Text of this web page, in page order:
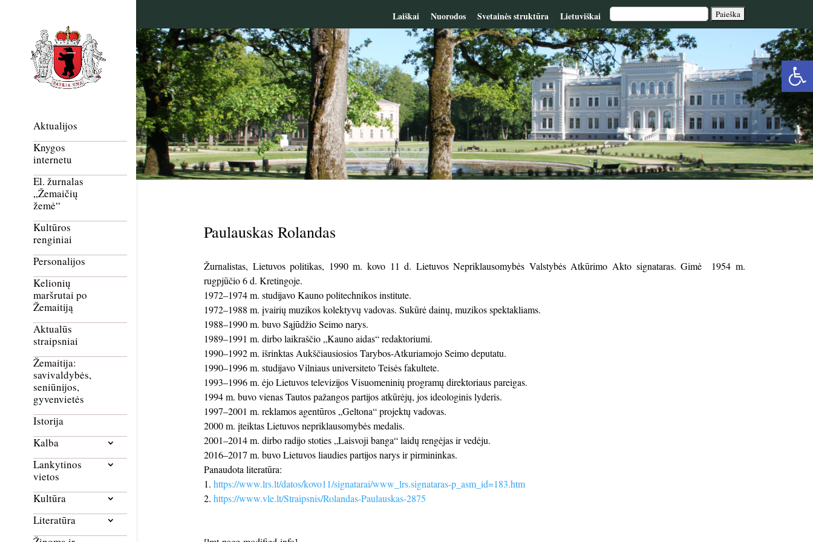
Laiškai Nuorodos Svetainės struktūra Lietuviškai
Aktualijos
Knygos
internetu
El. žurnalas
„Žemaičių
žemė“
Kultūros
renginiai
Personalijos
Kelionių
maršrutai po
Žemaitiją
Aktualūs
straipsniai
Žemaitija:
savivaldybės,
seniūnijos,
gyvenvietės
Istorija
Kalba
Lankytinos
vietos
Kultūra
Literatūra
Paulauskas Rolandas
Žurnalistas, Lietuvos politikas, 1990 m. kovo 11 d. Lietuvos Nepriklausomybės Valstybės Atkūrimo Akto signataras. Gimė 1954 m.
rugpjūčio 6 d. Kretingoje.
1972–1974 m. studijavo Kauno politechnikos institute.
1972–1988 m. įvairių muzikos kolektyvų vadovas. Sukūrė dainų, muzikos spektakliams.
1988–1990 m. buvo Sąjūdžio Seimo narys.
1989–1991 m. dirbo laikraščio „Kauno aidas“ redaktoriumi.
1990–1992 m. išrinktas Aukščiausiosios Tarybos-Atkuriamojo Seimo deputatu.
1990–1996 m. studijavo Vilniaus universiteto Teisės fakultete.
1993–1996 m. ėjo Lietuvos televizijos Visuomeninių programų direktoriaus pareigas.
1994 m. buvo vienas Tautos pažangos partijos atkūrėjų, jos ideologinis lyderis.
1997–2001 m. reklamos agentūros „Geltona“ projektų vadovas.
2000 m. įteiktas Lietuvos nepriklausomybės medalis.
2001–2014 m. dirbo radijo stoties „Laisvoji banga“ laidų rengėjas ir vedėju.
2016–2017 m. buvo Lietuvos liaudies partijos narys ir pirmininkas.
Panaudota literatūra:
https://www.lrs.lt/datos/kovo11/signatarai/www_lrs.signataras-p_asm_id=183.htm
https://www.vle.lt/Straipsnis/Rolandas-Paulauskas-2875